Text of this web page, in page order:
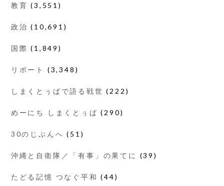
教育 (3,551)
政治 (10,691)
国際 (1,849)
リポート (3,348)
しまくとぅばで語る戦世 (222)
めーにち しまくとぅば (290)
30のじぶんへ (51)
沖縄と自衛隊／「有事」の果てに (39)
たどる記憶 つなぐ平和 (44)